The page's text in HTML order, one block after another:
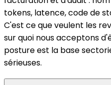
tokens, latence, code de
C'est ce que veulent les
sur quoi nous acceptons
posture est la base
sérieuses.